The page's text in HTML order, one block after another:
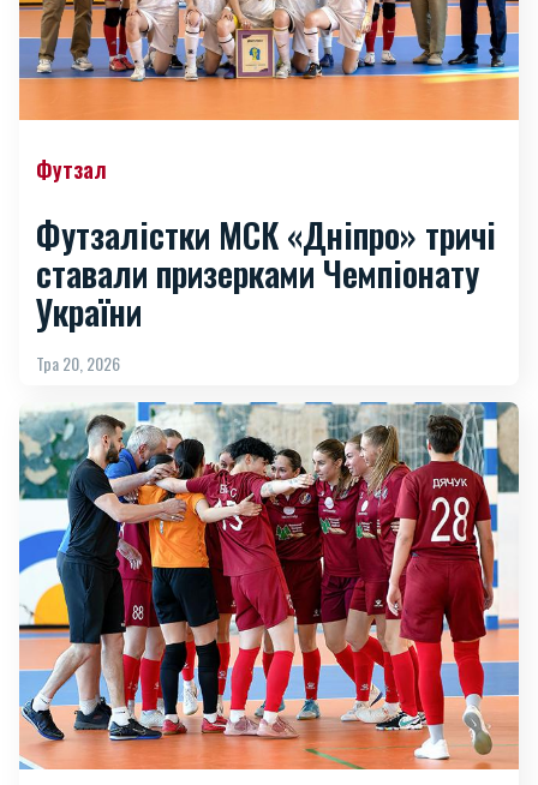
Футзал
Футзалістки МСК «Дніпро» тричі
ставали призерками Чемпіонату
України
Тра 20, 2026